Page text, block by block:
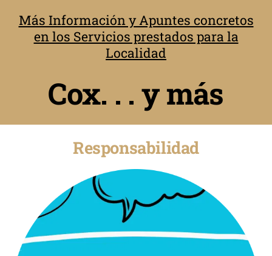
Más Información y Apuntes concretos
en los Servicios prestados para la
Localidad
Cox. . . y más
Responsabilidad